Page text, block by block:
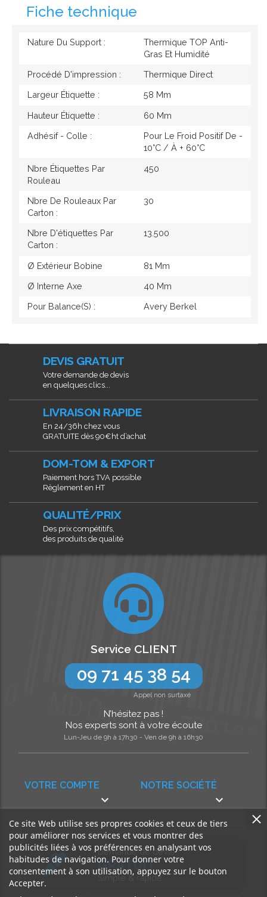
Fiche technique
Nature Du Support :
Thermique TOP Anti-
Gras Et Humidité
Procédé D'impression : Thermique Direct
Largeur Étiquette : 58 Mm
Hauteur Étiquette : 60 Mm
Adhésif - Colle :
Pour Le Froid Positif De -
10°c / À + 60°c
Nbre Étiquettes Par
Rouleau
450
Nbre De Rouleaux Par
Carton :
30
Nbre D'étiquettes Par
Carton :
13.500
Ø Extérieur Bobine 81 Mm
Ø Interne Axe 40 Mm
Pour Balance(s) : Avery Berkel
DEVIS GRATUIT
Votre demande de devis
en quelques clics...
LIVRAISON RAPIDE
En 24/36h chez vous
GRATUITE dès 90€ht d’achat
DOM-TOM & EXPORT
Paiement hors TVA possible
Règlement en HT
QUALITÉ/PRIX
Des prix compétitifs,
des produits de qualité
NOTRE SOCIÉTÉ

VOTRE COMPTE

Service CLIENT
09 71 45 38 54
Appel non surtaxé
N’hésitez pas !
Nos experts sont à votre écoute
Lun-Jeu de 9h à 17h30 - Ven de 9h à 16h30
Demande de devis
GRATUIT
Simple & rapide
Ce site Web utilise ses propres cookies et ceux de tiers
pour améliorer nos services et vous montrer des
publicités liées à vos préférences en analysant vos
habitudes de navigation. Pour donner votre
consentement à son utilisation, appuyez sur le bouton
Accepter.